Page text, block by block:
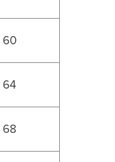
60
64
68